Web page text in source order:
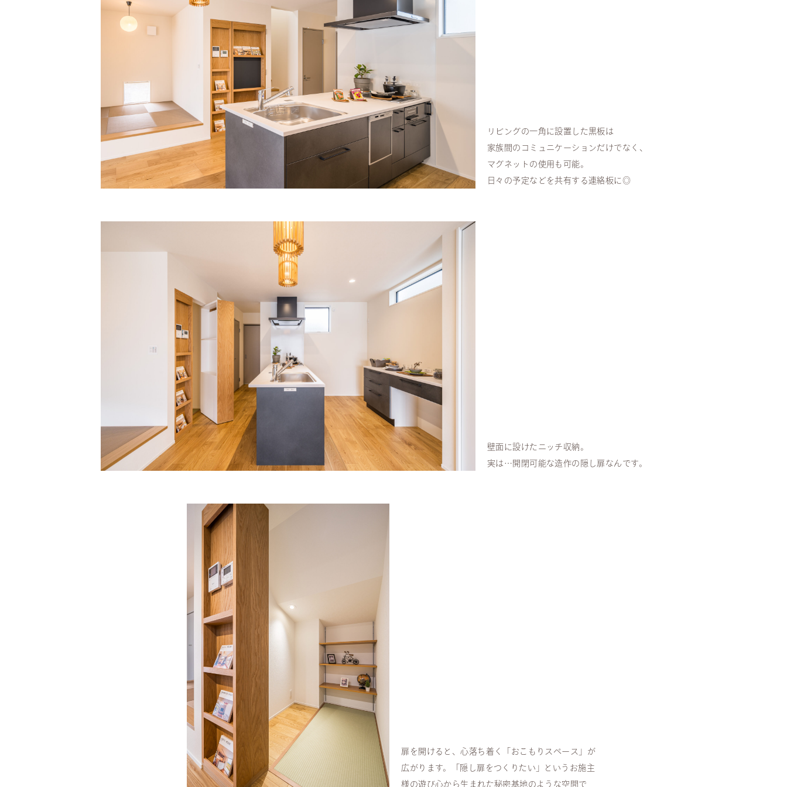
リビングの一角に設置した黒板は
家族間のコミュニケーションだけでなく、
マグネットの使用も可能。
日々の予定などを共有する連絡板に◎
壁面に設けたニッチ収納。
実は…開閉可能な造作の隠し扉なんです。
扉を開けると、心落ち着く「おこもりスペース」が
広がります。「隠し扉をつくりたい」というお施主
様の遊び心から生まれた秘密基地のような空間で